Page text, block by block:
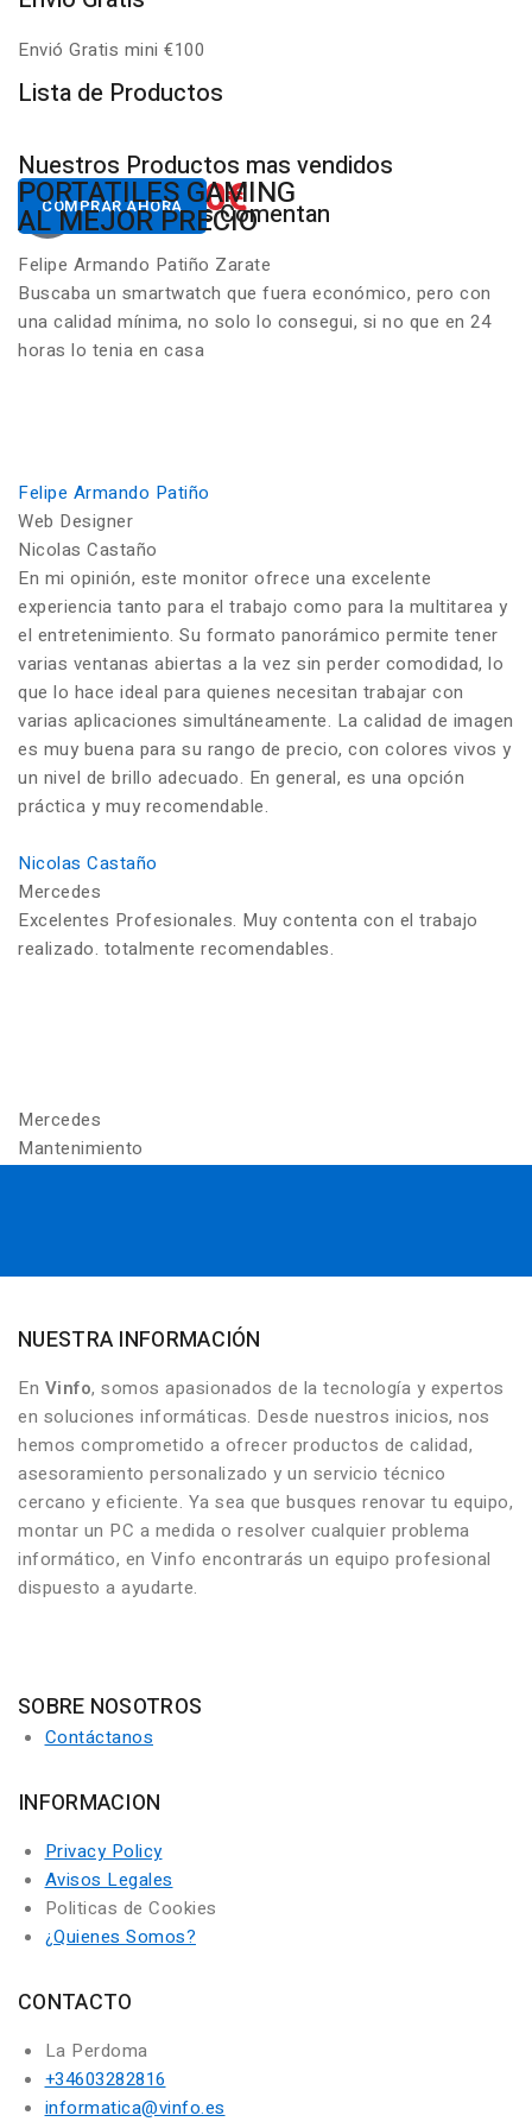
Envió Gratis mini €100
Lista de Productos
Nuestros Productos mas vendidos
Desde650.00€
COMPRAR AHORA
NUESTROS PC
GAMING RGB
Desde822.00€
COMPRAR AHORA
PORTATILES GAMING
AL MEJOR PRECIO
Nuestros Clientes Comentan
Felipe Armando Patiño Zarate
Buscaba un smartwatch que fuera económico, pero con
una calidad mínima, no solo lo consegui, si no que en 24
horas lo tenia en casa
Felipe Armando Patiño
Web Designer
Nicolas Castaño
En mi opinión, este monitor ofrece una excelente
experiencia tanto para el trabajo como para la multitarea y
el entretenimiento. Su formato panorámico permite tener
varias ventanas abiertas a la vez sin perder comodidad, lo
que lo hace ideal para quienes necesitan trabajar con
varias aplicaciones simultáneamente. La calidad de imagen
es muy buena para su rango de precio, con colores vivos y
un nivel de brillo adecuado. En general, es una opción
práctica y muy recomendable.
Nicolas Castaño
Mercedes
Excelentes Profesionales. Muy contenta con el trabajo
realizado. totalmente recomendables.
Mercedes
Mantenimiento
NUESTRA INFORMACIÓN
En Vinfo, somos apasionados de la tecnología y expertos
en soluciones informáticas. Desde nuestros inicios, nos
hemos comprometido a ofrecer productos de calidad,
asesoramiento personalizado y un servicio técnico
cercano y eficiente. Ya sea que busques renovar tu equipo,
montar un PC a medida o resolver cualquier problema
informático, en Vinfo encontrarás un equipo profesional
dispuesto a ayudarte.
SOBRE NOSOTROS
Contáctanos
INFORMACION
Privacy Policy
Avisos Legales
Politicas de Cookies
¿Quienes Somos?
CONTACTO
La Perdoma
+34603282816
informatica@vinfo.es